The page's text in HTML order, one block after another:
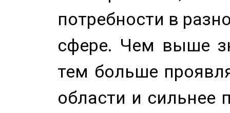
потребности в
сфере. Чем выше
тем больше
области и сильнее